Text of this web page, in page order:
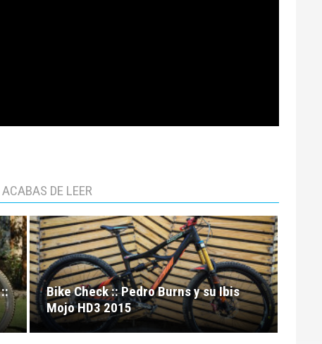
DE LEER
Bike Check :: Pedro Burns y su Ibis
Mojo HD3 2015